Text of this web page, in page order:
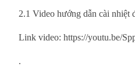
2.1 Video hướng dẫn cài nhiệt
Link video: https://youtu.be/
.